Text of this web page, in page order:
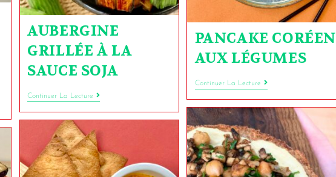
AUBERGINE
GRILLÉE À LA
SAUCE SOJA
Continuer La Lecture
PANCAKE CORÉEN
AUX LÉGUMES
Continuer La Lecture